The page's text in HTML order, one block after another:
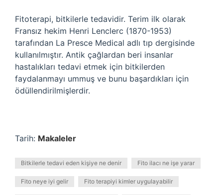
Fitoterapi, bitkilerle tedavidir. Terim ilk olarak
Fransız hekim Henri Lenclerc (1870-1953)
tarafından La Presce Medical adlı tıp dergisinde
kullanılmıştır. Antik çağlardan beri insanlar
hastalıkları tedavi etmek için bitkilerden
faydalanmayı ummuş ve bunu başardıkları için
ödüllendirilmişlerdir.
Tarih: Makaleler
Bitkilerle tedavi eden kişiye ne denir Fito ilacı ne işe yarar
Fito neye iyi gelir Fito terapiyi kimler uygulayabilir